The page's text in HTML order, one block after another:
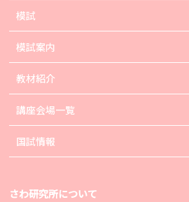
模試
模試案内
教材紹介
講座会場一覧
国試情報
さわ研究所について